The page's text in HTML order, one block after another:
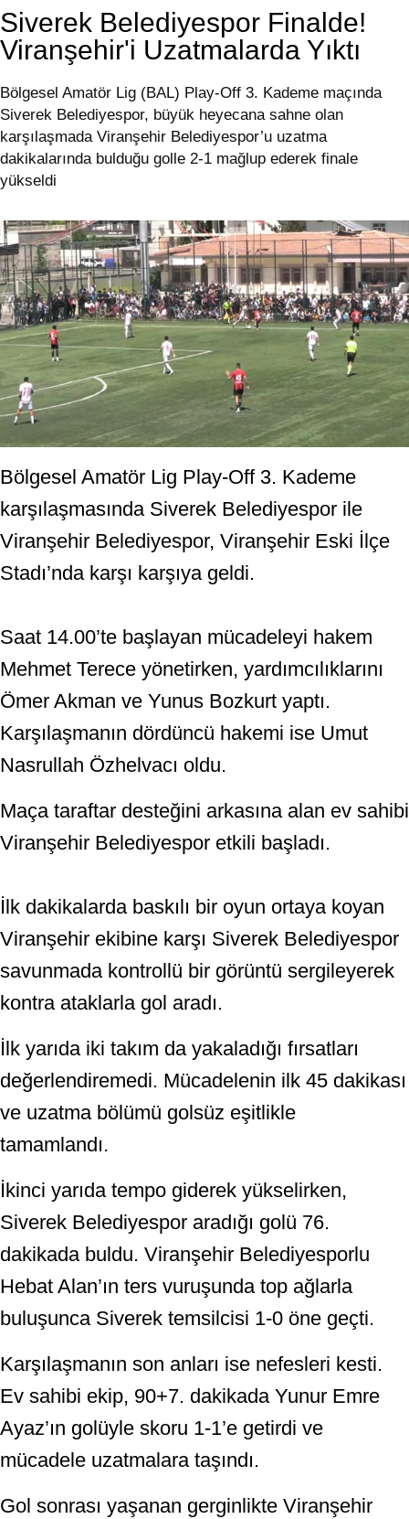
Siverek Belediyespor Finalde!
Viranşehir'i Uzatmalarda Yıktı
Bölgesel Amatör Lig (BAL) Play-Off 3. Kademe maçında
Siverek Belediyespor, büyük heyecana sahne olan
karşılaşmada Viranşehir Belediyespor’u uzatma
dakikalarında bulduğu golle 2-1 mağlup ederek finale
yükseldi
Bölgesel Amatör Lig Play-Off 3. Kademe
karşılaşmasında Siverek Belediyespor ile
Viranşehir Belediyespor, Viranşehir Eski İlçe
Stadı’nda karşı karşıya geldi.
Saat 14.00’te başlayan mücadeleyi hakem
Mehmet Terece yönetirken, yardımcılıklarını
Ömer Akman ve Yunus Bozkurt yaptı.
Karşılaşmanın dördüncü hakemi ise Umut
Nasrullah Özhelvacı oldu.
Maça taraftar desteğini arkasına alan ev sahibi
Viranşehir Belediyespor etkili başladı.
İlk dakikalarda baskılı bir oyun ortaya koyan
Viranşehir ekibine karşı Siverek Belediyespor
savunmada kontrollü bir görüntü sergileyerek
kontra ataklarla gol aradı.
İlk yarıda iki takım da yakaladığı fırsatları
değerlendiremedi. Mücadelenin ilk 45 dakikası
ve uzatma bölümü golsüz eşitlikle
tamamlandı.
İkinci yarıda tempo giderek yükselirken,
Siverek Belediyespor aradığı golü 76.
dakikada buldu. Viranşehir Belediyesporlu
Hebat Alan’ın ters vuruşunda top ağlarla
buluşunca Siverek temsilcisi 1-0 öne geçti.
Karşılaşmanın son anları ise nefesleri kesti.
Ev sahibi ekip, 90+7. dakikada Yunur Emre
Ayaz’ın golüyle skoru 1-1’e getirdi ve
mücadele uzatmalara taşındı.
Gol sonrası yaşanan gerginlikte Viranşehir